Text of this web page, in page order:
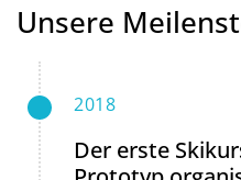
Unsere
2018
Der erste